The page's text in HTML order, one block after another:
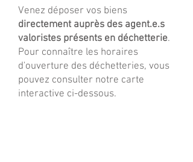
Venez déposer vos biens
directement auprès des agent.e.s
valoristes présents en déchetterie.
Pour connaître les horaires
d'ouverture des déchetteries, vous
pouvez consulter notre carte
interactive ci-dessous.